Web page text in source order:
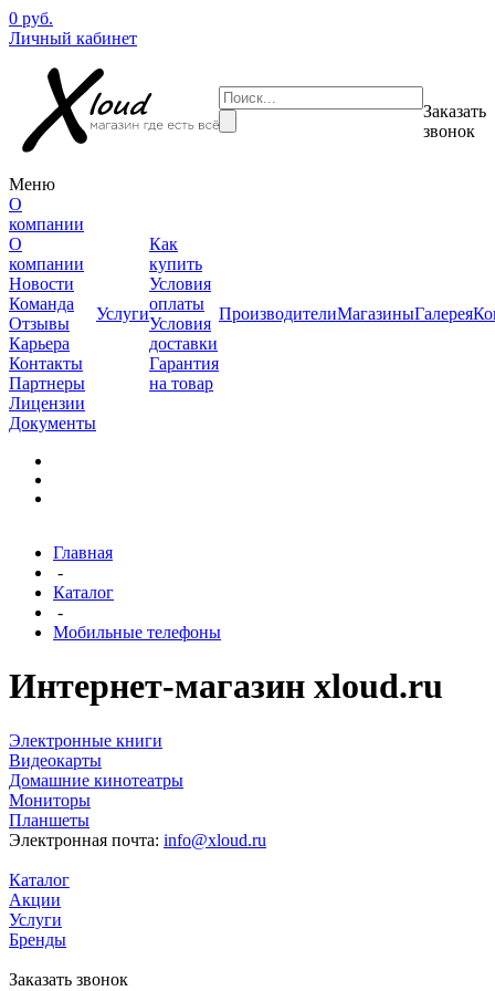
0 руб.
Личный кабинет
Заказать
звонок
Меню
О
компании
О
компании
Новости
Команда
Отзывы
Карьера
Контакты
Партнеры
Лицензии
Документы
Услуги
Как
купить
Условия
оплаты
Условия
доставки
Гарантия
на товар
ПроизводителиМагазиныГалерея
Главная
-
Каталог
-
Мобильные телефоны
Интернет-магазин xloud.ru
Электронные книги
Видеокарты
Домашние кинотеатры
Мониторы
Планшеты
Электронная почта: info@xloud.ru
Каталог
Акции
Услуги
Бренды
Заказать звонок